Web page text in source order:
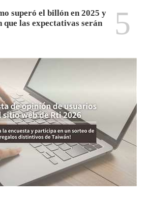
superó el billón en 2025 y
que las expectativas serán
5